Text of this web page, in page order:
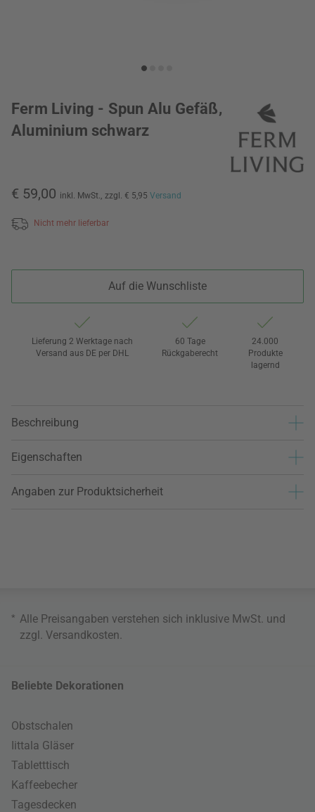
Ferm Living - Spun Alu Gefäß,
Aluminium schwarz
€ 59,00 inkl. MwSt., zzgl. € 5,95 Versand
Nicht mehr lieferbar
Auf die Wunschliste
Lieferung 2 Werktage nach
Versand aus DE per DHL
60 Tage
Rückgaberecht
24.000
Produkte
lagernd
Beschreibung
Eigenschaften
Angaben zur Produktsicherheit
* Alle Preisangaben verstehen sich inklusive MwSt. und
zzgl. Versandkosten
Beliebte Dekorationen
Obstschalen
Iittala Gläser
Tabletttisch
Kaffeebecher
Tagesdecken